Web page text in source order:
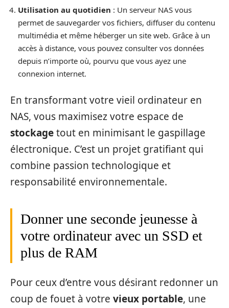
Utilisation au quotidien : Un serveur NAS vous
permet de sauvegarder vos fichiers, diffuser du contenu
multimédia et même héberger un site web. Grâce à un
accès à distance, vous pouvez consulter vos données
depuis n’importe où, pourvu que vous ayez une
connexion internet.
En transformant votre vieil ordinateur en
NAS, vous maximisez votre espace de
stockagetout en minimisant le gaspillage
électronique. C’est un projet gratifiant qui
combine passion technologique et
responsabilité environnementale.
Donner une seconde jeunesse à
votre ordinateur avec un SSD et
plus de RAM
Pour ceux d’entre vous désirant redonner un
coup de fouet à votre vieux portable, une